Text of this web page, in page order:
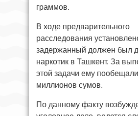
граммов.
В ходе предварительного
расследования
задержанный должен был
наркотик в Ташкент. За
этой задачи ему
миллионов сумов.
По данному факту